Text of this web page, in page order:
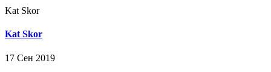
Kat Skor
Kat Skor
17 Сен 2019